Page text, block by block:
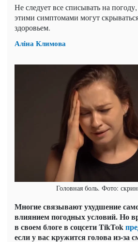
Не следует все списывать на
этими симптомами могут
здоровьем.
Аліна Климова
Головная боль. Фото:
Многие связывают ухудшение
влиянием погодных условий. Но
в своем блоге в соцсети TikTok
если у вас кружится голова из-за